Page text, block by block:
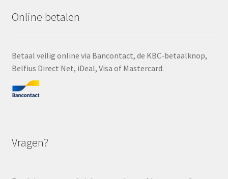
Online betalen
Betaal veilig online via Bancontact, de KBC-betaalknop,
Belfius Direct Net, iDeal, Visa of Mastercard.
Vragen?